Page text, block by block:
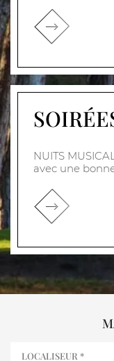
NUITS
avec une